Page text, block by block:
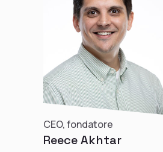
CEO, fondatore
Reece Akhtar